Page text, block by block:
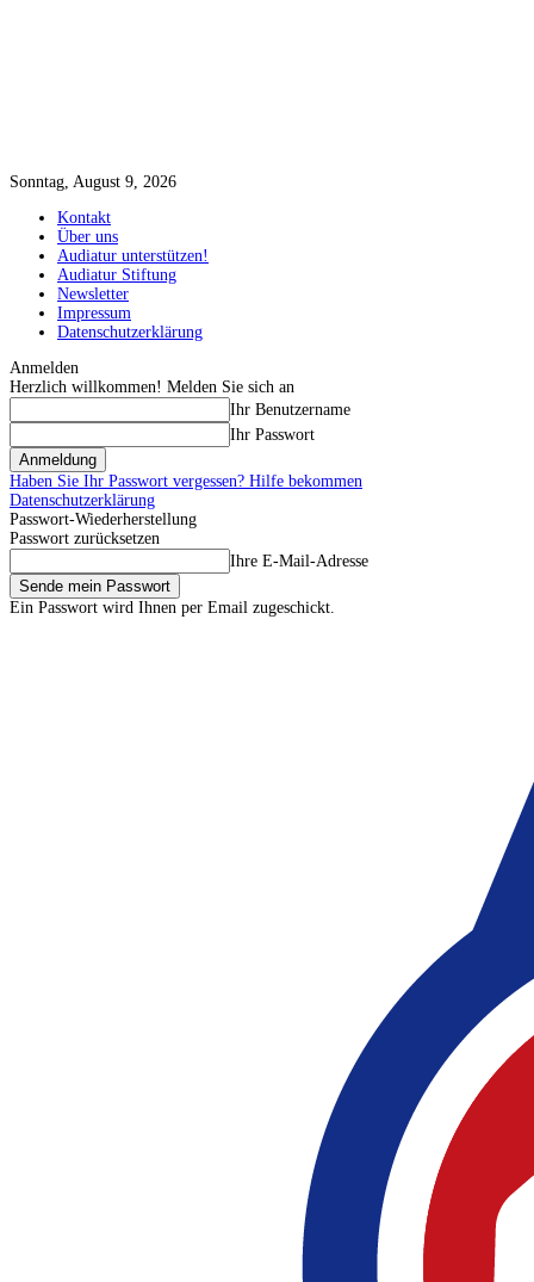
Sonntag, August 9, 2026
Kontakt
Über uns
Audiatur unterstützen!
Audiatur Stiftung
Newsletter
Impressum
Datenschutzerklärung
Anmelden
Herzlich willkommen! Melden Sie sich an
Ihr Benutzername
Ihr Passwort
Haben Sie Ihr Passwort vergessen? Hilfe bekommen
Datenschutzerklärung
Passwort-Wiederherstellung
Passwort zurücksetzen
Ihre E-Mail-Adresse
Ein Passwort wird Ihnen per Email zugeschickt.